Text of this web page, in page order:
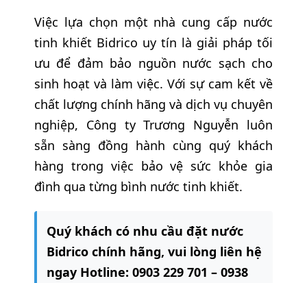
Việc lựa chọn một nhà cung cấp nước
tinh khiết Bidrico uy tín là giải pháp tối
ưu để đảm bảo nguồn nước sạch cho
sinh hoạt và làm việc. Với sự cam kết về
chất lượng chính hãng và dịch vụ chuyên
nghiệp, Công ty Trương Nguyễn luôn
sẵn sàng đồng hành cùng quý khách
hàng trong việc bảo vệ sức khỏe gia
đình qua từng bình nước tinh khiết.
Quý khách có nhu cầu đặt nước
Bidrico chính hãng, vui lòng liên hệ
ngay Hotline: 0903 229 701 – 0938